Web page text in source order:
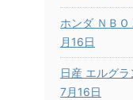
ホンダ ＮＢ
月16日
日産 エルグ
7月16日